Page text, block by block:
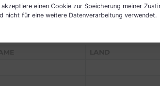
akzeptiere einen Cookie zur Speicherung meiner
nicht für eine weitere Datenverarbeitung verwendet.